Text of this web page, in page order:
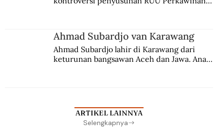
Ahmad Subardjo van Karawang
Ahmad Subardjo lahir di Karawang dari
keturunan bangsawan Aceh dan Jawa. Anak
ARTIKEL LAINNYA
Selengkapnya